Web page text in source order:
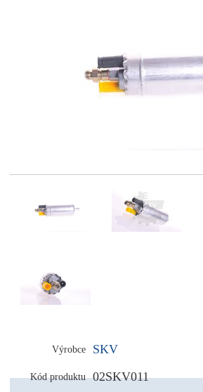
Výrobce SKV
Kód produktu 02SKV011